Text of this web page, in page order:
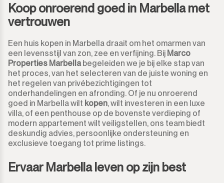
Koop onroerend goed in Marbella met
vertrouwen
Een huis kopen in Marbella draait om het omarmen van
een levensstijl van zon, zee en verfijning. Bij Marco
Properties Marbella begeleiden we je bij elke stap van
het proces, van het selecteren van de juiste woning en
het regelen van privébezichtigingen tot
onderhandelingen en afronding. Of je nu onroerend
goed in Marbella wilt kopen, wilt investeren in een luxe
villa, of een penthouse op de bovenste verdieping of
modern appartement wilt veiligstellen, ons team biedt
deskundig advies, persoonlijke ondersteuning en
exclusieve toegang tot prime listings.
Ervaar Marbella leven op zijn best